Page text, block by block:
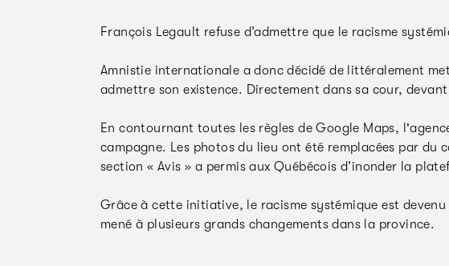
François Legault refuse d’admettre que le racisme
Amnistie internationale a donc décidé de littéralement
admettre son existence. Directement dans sa cour,
En contournant toutes les règles de Google Maps,
campagne. Les photos du lieu ont été remplacées par
section « Avis » a permis aux Québécois d’inonder la
Grâce à cette initiative, le racisme systémique est
mené à plusieurs grands changements dans la province.